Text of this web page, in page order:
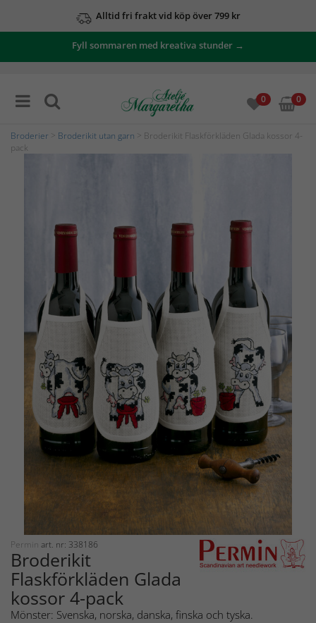
Alltid fri frakt vid köp över 799 kr
Fyll sommaren med kreativa stunder →
0 0
Broderier Broderikit utan garn > Broderikit Flaskförkläden Glada kossor 4-
pack
Permin art. nr: 338186
Broderikit
Flaskförkläden Glada
kossor 4-pack
Mönster: Svenska, norska, danska, finska och tyska.